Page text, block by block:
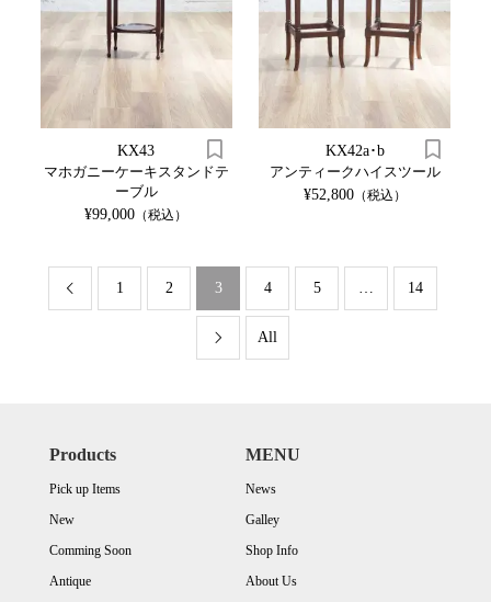
KX43
マホガニーケーキスタンドテ
ーブル
¥99,000 （税込）
KX42a･b
アンティークハイスツール
¥52,800（税込）
 1 2 3 4 5 14
 All
Products
Pick up Items
New
Comming Soon
Antique
MENU
News
Galley
Shop Info
About Us